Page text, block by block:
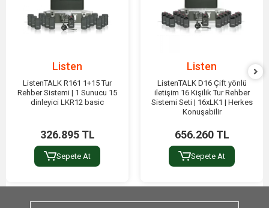
Listen
ListenTALK R161 1+15 Tur
Rehber Sistemi | 1 Sunucu 15
dinleyici LKR12 basic
326.895 TL
Sepete At
Listen
ListenTALK D16 Çift yönlü
iletişim 16 Kişilik Tur Rehber
Sistemi Seti | 16xLK1 | Herkes
Konuşabilir
656.260 TL
Sepete At